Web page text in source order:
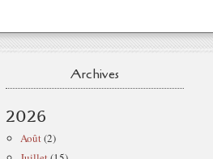
Archives
2026
Août(2)